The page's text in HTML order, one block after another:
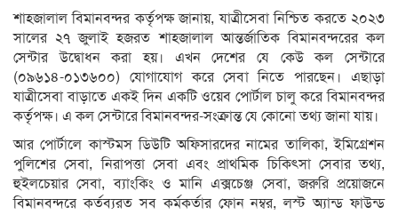
শাহজালাল বিমানবন্দর কর্তৃপক্ষ জানায়, যাত্রীসেবা নিশ্চিত করতে ২০২৩
সালের ২৭ জুলাই হজরত শাহজালাল আন্তর্জাতিক বিমানবন্দরের কল
সেন্টার উদ্বোধন করা হয়। এখন দেশের যে কেউ কল সেন্টারে
(০৯৬১৪-০১৩৬০০) যোগাযোগ করে সেবা নিতে পারছেন। এছাড়া
যাত্রীসেবা বাড়াতে একই দিন একটি ওয়েব পোর্টাল চালু করে বিমানবন্দর
কর্তৃপক্ষ। এ কল সেন্টারে বিমানবন্দর-সংক্রান্ত যে কোনো তথ্য জানা যায়।
আর পোর্টালে কাস্টমস ডিউটি অফিসারদের নামের তালিকা, ইমিগ্রেশন
পুলিশের সেবা, নিরাপত্তা সেবা এবং প্রাথমিক চিকিৎসা সেবার তথ্য,
হুইলচেয়ার সেবা, ব্যাংকিং ও মানি এক্সচেঞ্জ সেবা, জরুরি প্রয়োজনে
বিমানবন্দরে কর্তব্যরত সব কর্মকর্তার ফোন নম্বর, লস্ট অ্যান্ড ফাউন্ড